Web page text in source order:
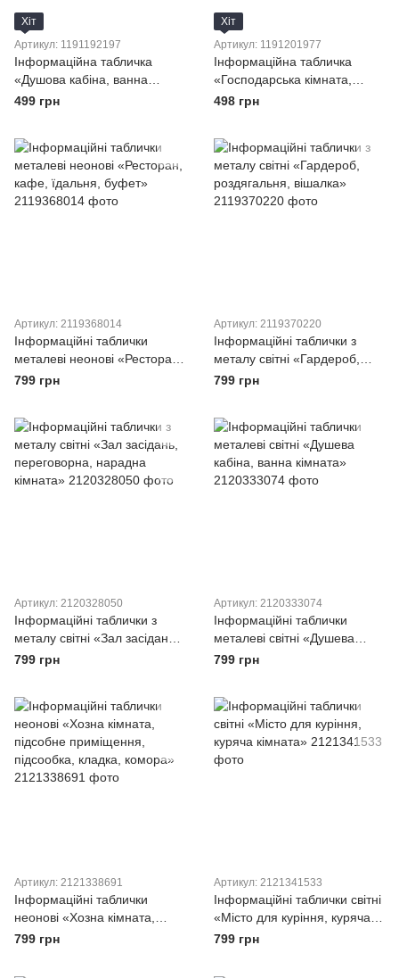
Хіт
Артикул: 1191192197
Інформаційна табличка
«Душова кабіна, ванна
кімната»
499 грн
Хіт
Артикул: 1191201977
Інформаційна табличка
«Господарська кімната,
підсобне приміщення,
498 грн
Артикул: 2119368014
Інформаційні таблички
металеві неонові «Ресторан,
кафе, їдальня, буфет»
799 грн
Артикул: 2119370220
Інформаційні таблички з
металу світні «Гардероб,
роздягальня, вішалка»
799 грн
Артикул: 2120328050
Інформаційні таблички з
металу світні «Зал засідань,
переговорна, нарадна
799 грн
Артикул: 2120333074
Інформаційні таблички
металеві світні «Душева
кабіна, ванна кімната»
799 грн
Артикул: 2121338691
Інформаційні таблички
неонові «Хозна кімната,
підсобне приміщення,
799 грн
Артикул: 2121341533
Інформаційні таблички світні
«Місто для куріння, куряча
кімната»
799 грн